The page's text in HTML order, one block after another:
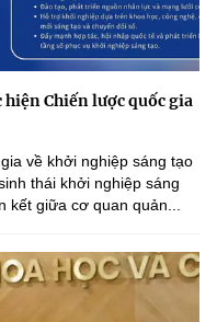
Chiến lược quốc gia
về khởi nghiệp sáng tạo
thái khởi nghiệp sáng
giữa cơ quan quản...